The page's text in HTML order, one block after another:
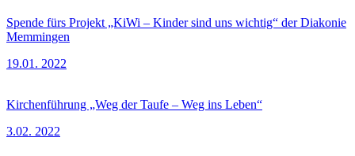
Spende fürs Projekt „KiWi – Kinder sind uns wichtig“ der Diakonie
Memmingen
19.01. 2022
Kirchenführung „Weg der Taufe – Weg ins Leben“
3.02. 2022